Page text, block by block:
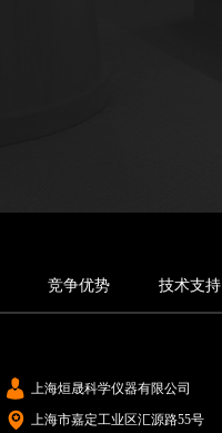
竞争优势 技术支持
上海烜晟科学仪器有限公司
上海市嘉定工业区汇源路55号